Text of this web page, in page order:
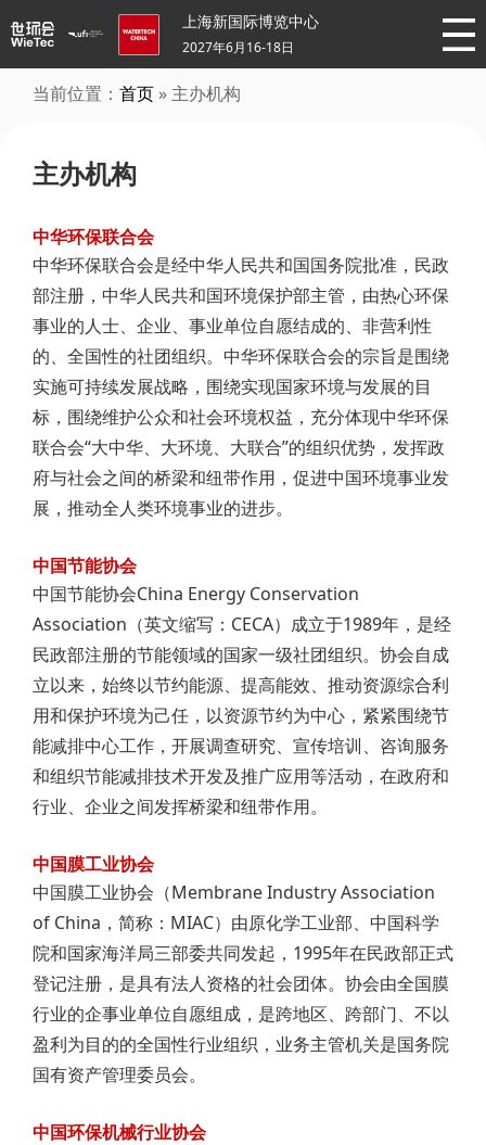
上海新国际博览中心
2027年6月16-18日
当前位置： 首页 » 主办机构
主办机构
中华环保联合会
中华环保联合会是经中华人民共和国国务院批准，民政
部注册，中华人民共和国环境保护部主管，由热心环保
事业的人士、企业、事业单位自愿结成的、非营利性
的、全国性的社团组织。中华环保联合会的宗旨是围绕
实施可持续发展战略，围绕实现国家环境与发展的目
标，围绕维护公众和社会环境权益，充分体现中华环保
联合会“大中华、大环境、大联合”的组织优势，发挥政
府与社会之间的桥梁和纽带作用，促进中国环境事业发
展，推动全人类环境事业的进步。
中国节能协会
中国节能协会China Energy Conservation
Association（英文缩写：CECA）成立于1989年，是经
民政部注册的节能领域的国家一级社团组织。协会自成
立以来，始终以节约能源、提高能效、推动资源综合利
用和保护环境为己任，以资源节约为中心，紧紧围绕节
能减排中心工作，开展调查研究、宣传培训、咨询服务
和组织节能减排技术开发及推广应用等活动，在政府和
行业、企业之间发挥桥梁和纽带作用。
中国膜工业协会
中国膜工业协会（Membrane Industry Association
of China，简称：MIAC）由原化学工业部、中国科学
院和国家海洋局三部委共同发起，1995年在民政部正式
登记注册，是具有法人资格的社会团体。协会由全国膜
行业的企事业单位自愿组成，是跨地区、跨部门、不以
盈利为目的的全国性行业组织，业务主管机关是国务院
国有资产管理委员会。
中国环保机械行业协会